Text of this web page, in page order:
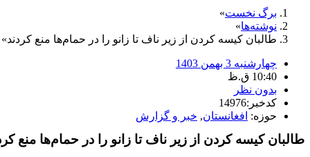
برگ نخست
نوشته‌ها
طالبان کیسه کردن از زیر ناف تا زانو را در حمام‌ها منع کردند
چهارشنبه 3 بهمن 1403
10:40 ق.ظ
بدون نظر
کدخبر:14976
حوزه: افغانستان, خبر و گزارش
طالبان کیسه کردن از زیر ناف تا زانو را در حمام‌ها منع